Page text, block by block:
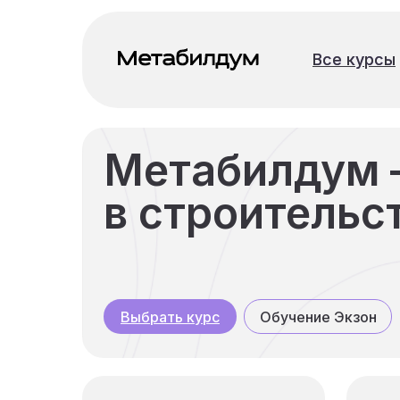
Все курсы
Все курсы
Метабилдум
в
Выбрать курс Обучение Экзон